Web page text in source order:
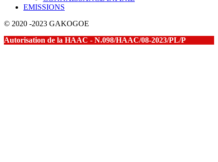
EMISSIONS
© 2020 -2023 GAKOGOE
Autorisation de la HAAC - N.098/HAAC/08-2023/PL/P